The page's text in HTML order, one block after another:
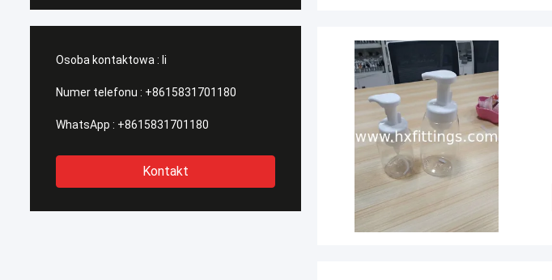
Osoba kontaktowa : li
Numer telefonu : +8615831701180
WhatsApp : +8615831701180
Kontakt